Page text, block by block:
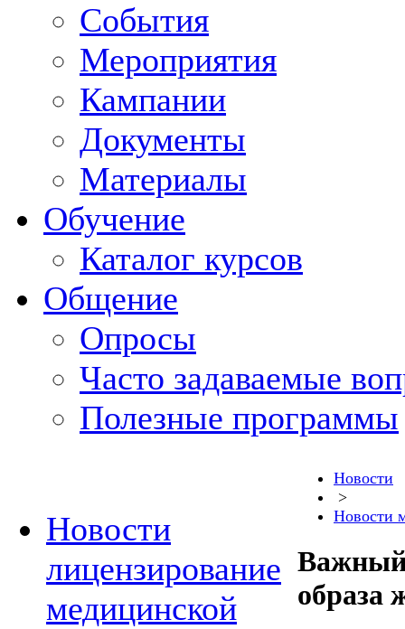
События
Мероприятия
Кампании
Документы
Материалы
Обучение
Каталог курсов
Общение
Опросы
Часто задаваемые
Полезные программы
Новости
лицензирование
медицинской
Новости
>
Новости
Важный
образа